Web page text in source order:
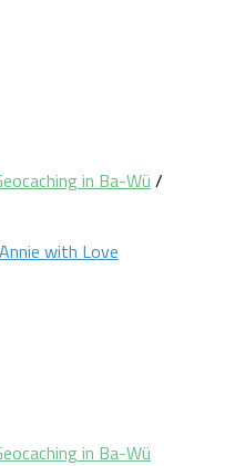
in Ba-Wü /
with Love
in Ba-Wü